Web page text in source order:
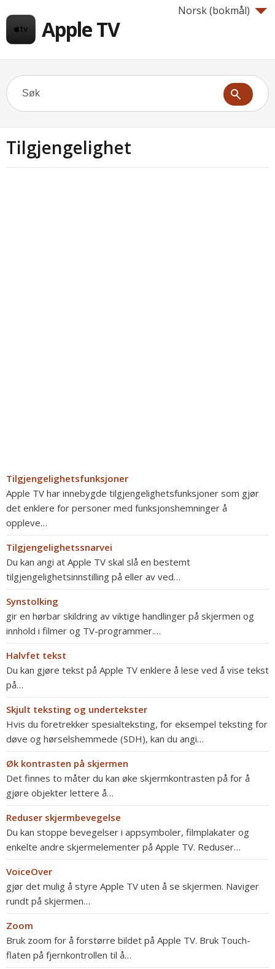
Norsk (bokmål)‎
Apple TV
Tilgjengelighet
Tilgjengelighetsfunksjoner
Apple TV har innebygde tilgjengelighetsfunksjoner som gjør
det enklere for personer med funksjonshemninger å
oppleve…
Tilgjengelighetssnarvei
Du kan angi at Apple TV skal slå en bestemt
tilgjengelighetsinnstilling på eller av ved…
Synstolking
gir en hørbar skildring av viktige handlinger på skjermen og
innhold i filmer og TV-programmer.…
Halvfet tekst
Du kan gjøre tekst på Apple TV enklere å lese ved å vise tekst
på…
Skjult teksting og undertekster
Hvis du foretrekker spesialteksting, for eksempel teksting for
døve og hørselshemmede (SDH), kan du angi…
Øk kontrasten på skjermen
Det finnes to måter du kan øke skjermkontrasten på for å
gjøre objekter lettere å…
Reduser skjermbevegelse
Du kan stoppe bevegelser i appsymboler, filmplakater og
enkelte andre skjermelementer på Apple TV. Reduser…
VoiceOver
gjør det mulig å styre Apple TV uten å se skjermen. Naviger
rundt på skjermen…
Zoom
Bruk zoom for å forstørre bildet på Apple TV. Bruk Touch-
flaten på fjernkontrollen til å…